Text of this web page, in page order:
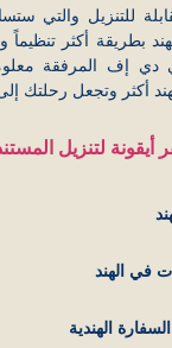
للتنزيل والتي
بطريقة أكثر
دي إف المرفقة
أيقونة لتنزيل
في الهند
الهندية